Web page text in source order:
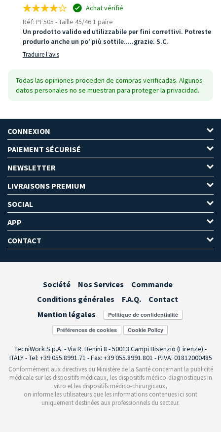
Achat vérifié
Réf: PF505 -Taille 45/46 1 paire
Un prodotto valido ed utilizzabile per fini correttivi. Potreste
produrlo anche un po' più sottile.....grazie. S.C.
Traduire l'avis
Todas las opiniones proceden de compras verificadas. Algunos
datos personales no se muestran para proteger la privacidad.
CONNEXION
PAIEMENT SÉCURISÉ
NEWSLETTER
LIVRAISONS PREMIUM
SOCIAL
APP
CONTACT
Société Nos Services
Commande
Conditions générales
F.A.Q.
Contact
Mention légales
Préférences de cookies
TecniWork S.p.A. - Via R. Benini 8 - 50013 Campi Bisenzio (Firenze) -
ITALY - Tel: +39 055.8991.71 - Fax: +39 055.8991.801 - P.IVA: 01812000485
Conformément aux directives du Ministère de la Santé concernant la publicité
médicale sur les dispositifs médicaux, les dispositifs médico-diagnostiques in
vitro et les dispositifs médico-chirurgicaux,
on informe les utilisateurs que les informations contenues ici sont
uniquement destinées aux professionnels du secteur.